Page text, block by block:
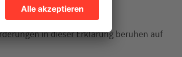
in dieser Erklärung beruhen auf